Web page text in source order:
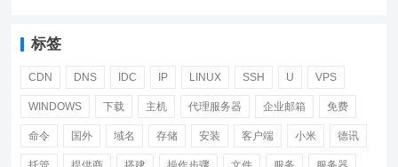
标签
CDN DNS IDC IP LINUX SSH U VPS
WINDOWS 下载 主机 代理服务器 企业邮箱 免费
命令 国外 域名 存储 安装 客户端 小米 德讯